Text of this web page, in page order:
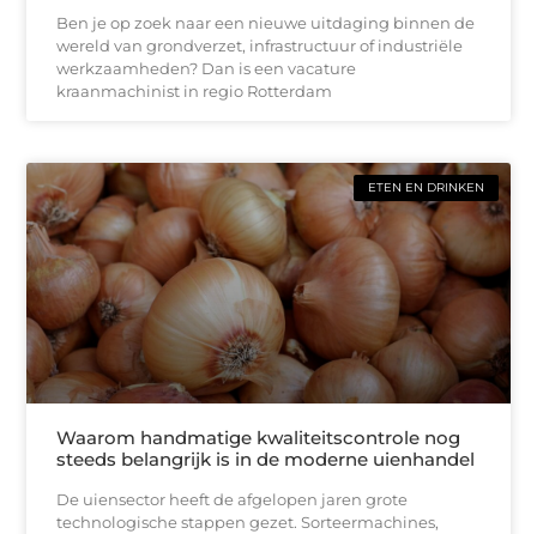
Ben je op zoek naar een nieuwe uitdaging binnen de
wereld van grondverzet, infrastructuur of industriële
werkzaamheden? Dan is een vacature
kraanmachinist in regio Rotterdam
ETEN EN DRINKEN
Waarom handmatige kwaliteitscontrole nog
steeds belangrijk is in de moderne uienhandel
De uiensector heeft de afgelopen jaren grote
technologische stappen gezet. Sorteermachines,